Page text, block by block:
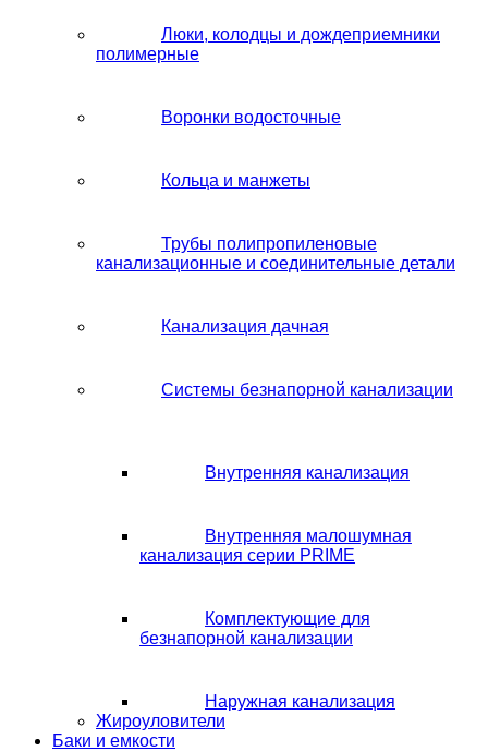
Люки, колодцы и дождеприемники
полимерные
Воронки водосточные
Кольца и манжеты
Трубы полипропиленовые
канализационные и соединительные детали
Канализация дачная
Системы безнапорной канализации
Внутренняя канализация
Внутренняя малошумная
канализация серии PRIME
Комплектующие для
безнапорной канализации
Наружная канализация
Жироуловители
Баки и емкости